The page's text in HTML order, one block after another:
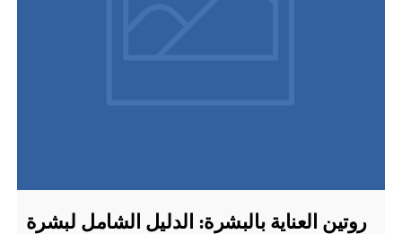
روتين العناية بالبشرة: الدليل الشامل لبشرة